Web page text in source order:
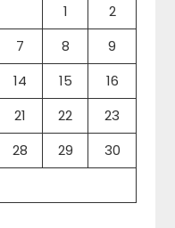
1
2
7 8
9
14 15
16
21 22
23
28 29
30